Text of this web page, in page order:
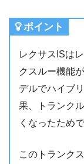
ポイント
レクサスISは
クスルー機能
デルでハイブ
果、トランク
くなったためで
このトランク